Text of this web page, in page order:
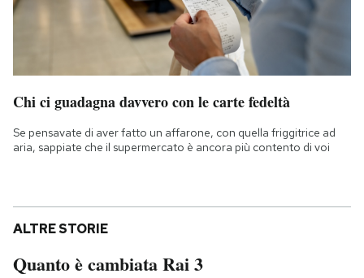
Chi ci guadagna davvero con le carte fedeltà
Se pensavate di aver fatto un affarone, con quella friggitrice ad
aria, sappiate che il supermercato è ancora più contento di voi
ALTRE STORIE
Quanto è cambiata Rai 3